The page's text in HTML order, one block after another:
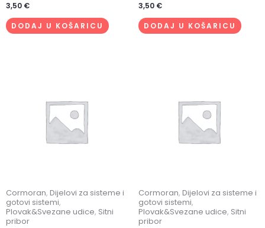
3,50 €
DODAJ U KOŠARICU
3,50 €
DODAJ U KOŠARICU
Cormoran, Dijelovi za sisteme i
gotovi sistemi,
Plovak&Svezane udice, Sitni
pribor
Cormoran, Dijelovi za sisteme i
gotovi sistemi,
Plovak&Svezane udice, Sitni
pribor